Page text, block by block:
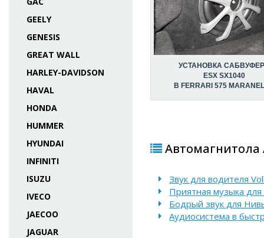
GEELY
GENESIS
GREAT WALL
HARLEY-DAVIDSON
HAVAL
HONDA
HUMMER
HYUNDAI
INFINITI
ISUZU
IVECO
JAECOO
JAGUAR
УСТАНОВКА
ESX SX1040
В FERRARI 575
Автомагнитола
Звук для водителя
Приятная музыка
Бодрый звук для
Аудиосистема в